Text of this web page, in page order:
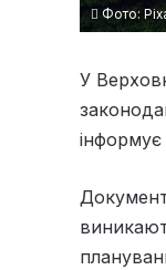
Фото:
У
інформує